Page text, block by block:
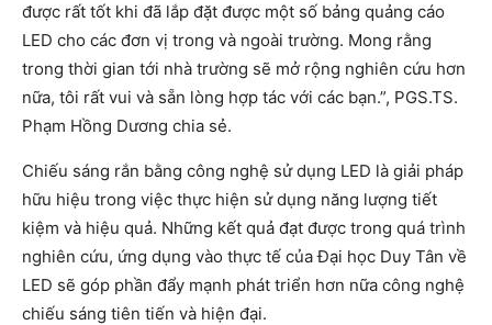
được rất tốt khi đã lắp đặt được một số bảng quảng cáo
LED cho các đơn vị trong và ngoài trường. Mong rằng
trong thời gian tới nhà trường sẽ mở rộng nghiên cứu hơn
nữa, tôi rất vui và sẵn lòng hợp tác với các bạn.”, PGS.TS.
Phạm Hồng Dương chia sẻ.
Chiếu sáng rắn bằng công nghệ sử dụng LED là giải pháp
hữu hiệu trong việc thực hiện sử dụng năng lượng tiết
kiệm và hiệu quả. Những kết quả đạt được trong quá trình
nghiên cứu, ứng dụng vào thực tế của Đại học Duy Tân về
LED sẽ góp phần đẩy mạnh phát triển hơn nữa công nghệ
chiếu sáng tiên tiến và hiện đại.